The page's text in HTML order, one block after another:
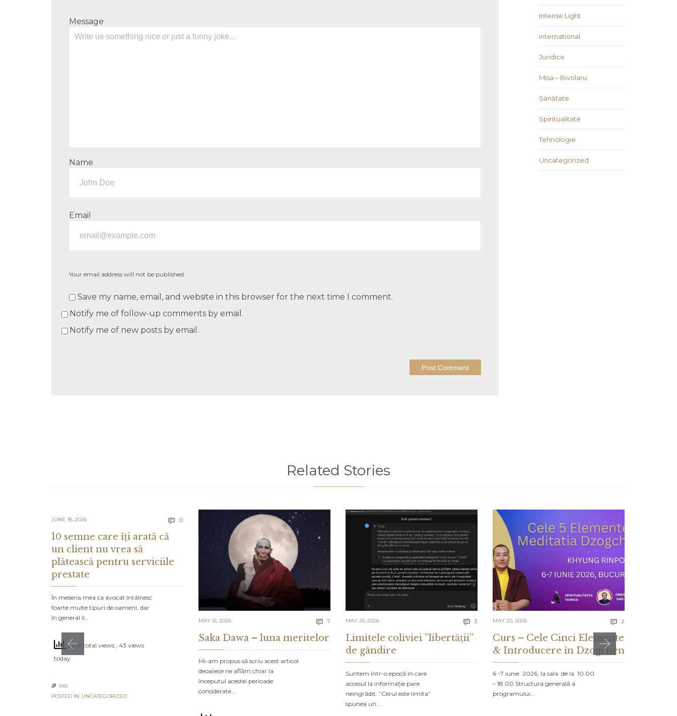
Message
Name
Email
Your email address will not be published.
Save my name, email, and website in this browser for the next time I comment.
Notify me of follow-up comments by email.
Notify me of new posts by email.
Intense Light
international
Juridice
Misa – Bivolaru
Sănătate
Spiritualitate
Tehnologie
Uncategorized
Related Stories
JUNE 18, 2026  0 Comments
10 semne care îți arată că
un client nu vrea să
plătească pentru serviciile
prestate
În meseria mea ca avocat întâlnesc
foarte multe tipuri de oameni, dar
în general îi…
2279 total views , 43 views
today
 MR
POSTED IN: UNCATEGORIZED
MAY 31, 2026  7 Comments
Saka Dawa – luna meritelor
Mi-am propus să scriu acest articol
deoarece ne aflăm chiar la
începutul acestei perioade
considerate…
MAY 25, 2026  3 Comments
Limitele coliviei ”libertății”
de gândire
Suntem într-o epocă în care
accesul la informație pare
neîngrădit. ”Cerul este limita”
spunea un…
MAY 20, 2026  2
Curs – Cele Cinci Elemente
& Introducere în Dzogchen
6 -7 iunie 2026, la sala de la 10.00
– 18.00 Structura generală a
programului…